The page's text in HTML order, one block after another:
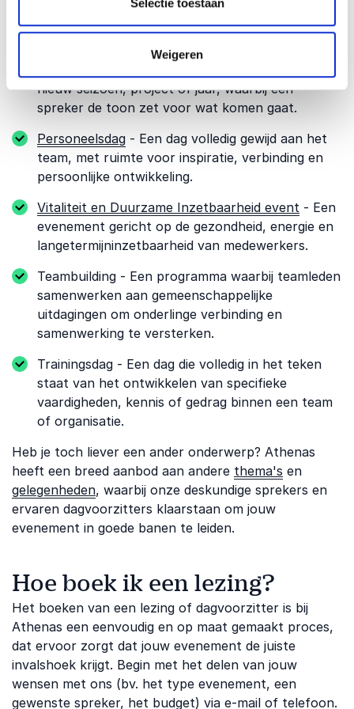
Weigeren
Andere relevante
gelegenheden
nieuw seizoen, project of jaar, waarbij een
spreker de toon zet voor wat komen gaat.
Personeelsdag - Een dag volledig gewijd aan het
team, met ruimte voor inspiratie, verbinding en
persoonlijke ontwikkeling.
Vitaliteit en Duurzame Inzetbaarheid event - Een
evenement gericht op de gezondheid, energie en
langetermijninzetbaarheid van medewerkers.
Teambuilding - Een programma waarbij teamleden
samenwerken aan gemeenschappelijke
uitdagingen om onderlinge verbinding en
samenwerking te versterken.
Trainingsdag - Een dag die volledig in het teken
staat van het ontwikkelen van specifieke
vaardigheden, kennis of gedrag binnen een team
of organisatie.
Heb je toch liever een ander onderwerp? Athenas
heeft een breed aanbod aan andere thema's en
gelegenheden, waarbij onze deskundige sprekers en
ervaren dagvoorzitters klaarstaan om jouw
evenement in goede banen te leiden.
Hoe boek ik een lezing?
Het boeken van een lezing of dagvoorzitter is bij
Athenas een eenvoudig en op maat gemaakt proces,
dat ervoor zorgt dat jouw evenement de juiste
invalshoek krijgt. Begin met het delen van jouw
wensen met ons (bv. het type evenement, een
gewenste spreker, het budget) via e-mail of telefoon.